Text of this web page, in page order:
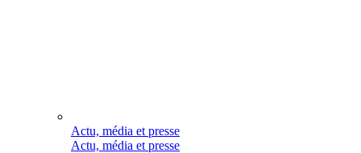
Actu, média et presse
Actu, média et presse